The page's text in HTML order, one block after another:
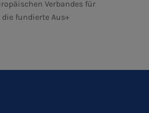
Verbandes für
fundierte Aus+